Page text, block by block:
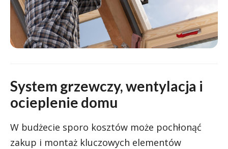
System grzewczy, wentylacja i
ocieplenie domu
W budżecie sporo kosztów może pochłonąć
zakup i montaż kluczowych elementów